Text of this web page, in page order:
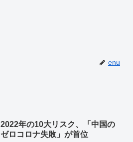
enu
2022年の10大リスク、「中国の
ゼロコロナ失敗」が首位